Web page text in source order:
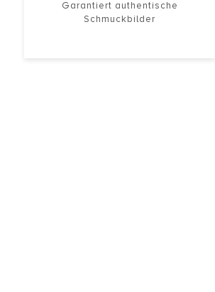
Garantiert authentische
Schmuckbilder